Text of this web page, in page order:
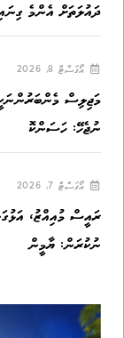
ދައުލަތަށް އެންމެ ގިނައިން ޓެކްސް
އޯގަސްޓް 8, 2026
މަޖިލިސް
ނުޖެހޭ: ހަސަންކޮ
އޯގަސްޓް 7, 2026
ރައީސް މުއިއްޒު،
ނުކުރަން: ޔާމީން